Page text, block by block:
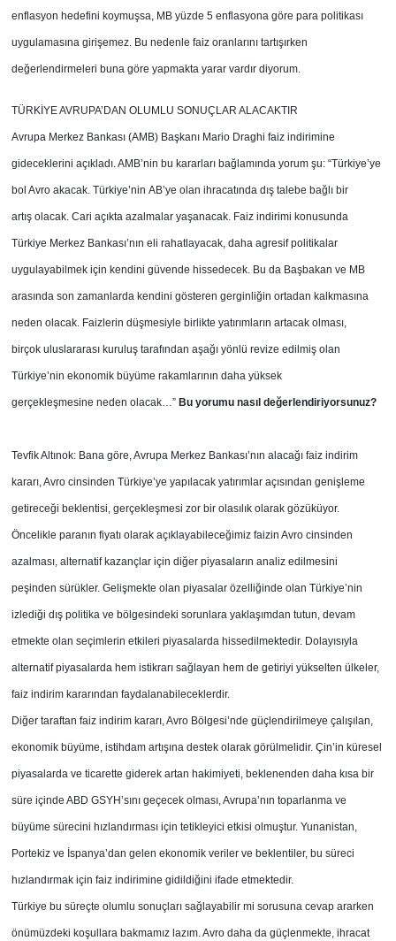
enflasyon hedefini koymuşsa, MB yüzde 5 enflasyona göre para politikası
uygulamasına girişemez. Bu nedenle faiz oranlarını tartışırken
değerlendirmeleri buna göre yapmakta yarar vardır diyorum.
TÜRKİYE AVRUPA’DAN OLUMLU SONUÇLAR ALACAKTIR
Avrupa Merkez Bankası (AMB) Başkanı Mario Draghi faiz indirimine
gideceklerini açıkladı. AMB’nin bu kararları bağlamında yorum şu: “Türkiye’ye
bol Avro akacak. Türkiye’nin AB’ye olan ihracatında dış talebe bağlı bir
artış olacak. Cari açıkta azalmalar yaşanacak. Faiz indirimi konusunda
Türkiye Merkez Bankası’nın eli rahatlayacak, daha agresif politikalar
uygulayabilmek için kendini güvende hissedecek. Bu da Başbakan ve MB
arasında son zamanlarda kendini gösteren gerginliğin ortadan kalkmasına
neden olacak. Faizlerin düşmesiyle birlikte yatırımların artacak olması,
birçok uluslararası kuruluş tarafından aşağı yönlü revize edilmiş olan
Türkiye’nin ekonomik büyüme rakamlarının daha yüksek
gerçekleşmesine neden olacak…”Bu yorumu nasıl değerlendiriyorsunuz?
Tevfik Altınok: Bana göre, Avrupa Merkez Bankası’nın alacağı faiz indirim
kararı, Avro cinsinden Türkiye’ye yapılacak yatırımlar açısından genişleme
getireceği beklentisi, gerçekleşmesi zor bir olasılık olarak gözüküyor.
Öncelikle paranın fiyatı olarak açıklayabileceğimiz faizin Avro cinsinden
azalması, alternatif kazançlar için diğer piyasaların analiz edilmesini
peşinden sürükler. Gelişmekte olan piyasalar özelliğinde olan Türkiye’nin
izlediği dış politika ve bölgesindeki sorunlara yaklaşımdan tutun, devam
etmekte olan seçimlerin etkileri piyasalarda hissedilmektedir. Dolayısıyla
alternatif piyasalarda hem istikrarı sağlayan hem de getiriyi yükselten ülkeler,
faiz indirim kararından faydalanabileceklerdir.
Diğer taraftan faiz indirim kararı, Avro Bölgesi’nde güçlendirilmeye çalışılan,
ekonomik büyüme, istihdam artışına destek olarak görülmelidir. Çin’in küresel
piyasalarda ve ticarette giderek artan hakimiyeti, beklenenden daha kısa bir
süre içinde ABD GSYH’sını geçecek olması, Avrupa’nın toparlanma ve
büyüme sürecini hızlandırması için tetikleyici etkisi olmuştur. Yunanistan,
Portekiz ve İspanya’dan gelen ekonomik veriler ve beklentiler, bu süreci
hızlandırmak için faiz indirimine gidildiğini ifade etmektedir.
Türkiye bu süreçte olumlu sonuçları sağlayabilir mi sorusuna cevap ararken
önümüzdeki koşullara bakmamız lazım. Avro daha da güçlenmekte, ihracat